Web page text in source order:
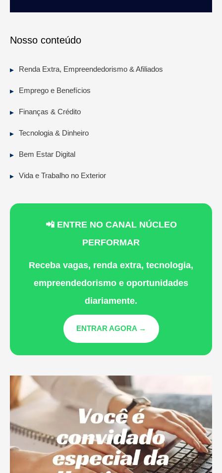
Nosso conteúdo
Renda Extra, Empreendedorismo & Afiliados
Emprego e Benefícios
Finanças & Crédito
Tecnologia & Dinheiro
Bem Estar Digital
Vida e Trabalho no Exterior
📲 ENTRE NO CANAL NÚCLEO
PERFORMAR
Receba vagas, renda extra, tecnologia,
empreendedorismo e oportunidades
diariamente.
ENTRAR AGORA →